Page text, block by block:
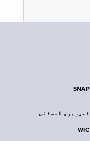
SNAP
ٹمپریری اسسٹنس
WIC